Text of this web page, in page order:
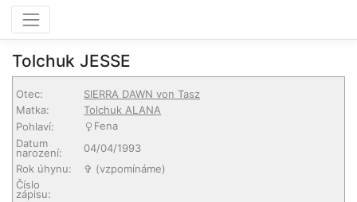
Tolchuk JESSE
Otec:
SIERRA DAWN von Tasz
Matka:
Tolchuk ALANA
Pohlaví:
Fena
Datum
narození:
04/04/1993
Rok úhynu:
✞ (vzpomínáme)
Číslo
zápisu: